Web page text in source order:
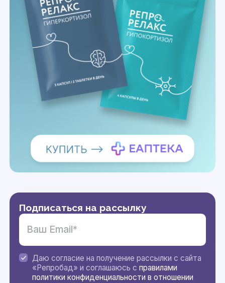
Подписаться на рассылку
Даю согласие на получение рассылки с сайта
«Репробад» и соглашаюсь справилами
политики конфиденциальности в отношении